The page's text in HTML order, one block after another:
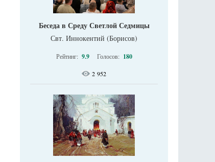
Беседа в Среду Светлой Седмицы
Свт. Иннокентий (Борисов)
Рейтинг: 9.9 Голосов: 180
2 952